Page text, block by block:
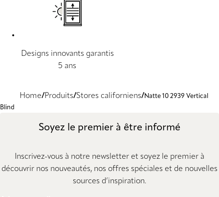
Designs innovants garantis
5 ans
Home Produits Stores californiens
Natte 10 2939 Vertical
Blind
Soyez le premier à être informé
Inscrivez-vous à notre newsletter et soyez le premier à
découvrir nos nouveautés, nos offres spéciales et de nouvelles
sources d’inspiration.